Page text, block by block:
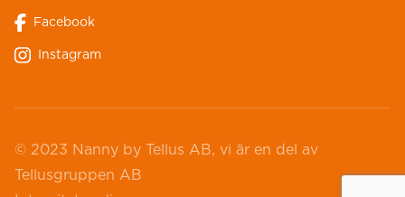
Facebook
Instagram
© 2023 Nanny by Tellus AB, vi är en del av
Tellusgruppen AB